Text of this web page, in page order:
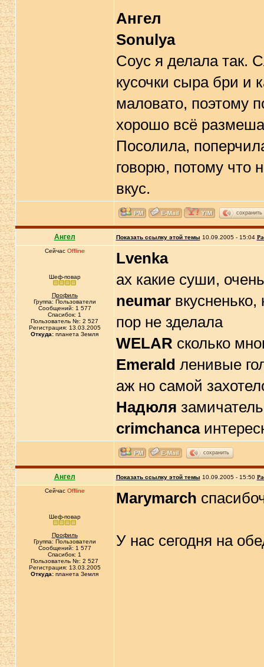
Ангел
Sonulya
Соус я делала так.
кусочки сыра бри и
маловато, поэтому
хорошо всё
Посолила,
говорю, потому что
вкус.
сохранить
Ангел Показать ссылку этой темы 10.09.2005 - 15:04
Сейчас Offline
Шеф-повар
Профиль
Группа: Пользователи
Сообщений: 1 577
Спасибок: 1
Пользователь №: 2 527
Регистрация: 13.03.2005
Откуда: планета Земля
Lvenka
ах какие суши,
neumarвкусненько,
пор не зделала
WELAR сколько
Emerald ленивые
аж но самой
Надюля
crimchanca
сохранить
Ангел Показать ссылку этой темы 10.09.2005 - 15:50
Сейчас Offline
Шеф-повар
Профиль
Группа: Пользователи
Сообщений: 1 577
Спасибок: 1
Пользователь №: 2 527
Регистрация: 13.03.2005
Откуда: планета Земля
Marymarch
У нас сегодня на